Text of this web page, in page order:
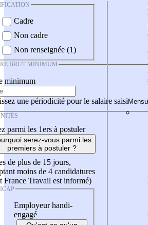
Cadre
Non cadre
Non renseignée (1)
BRUT MINIMUM
minimum
une périodicité pour le salaire saisi
parmi les 1ers à postuler
serez-vous parmi les
premiers à postuler ?
de plus de 15 jours,
moins de 4 candidatures
France Travail est informé)
Employeur handi-
engagé